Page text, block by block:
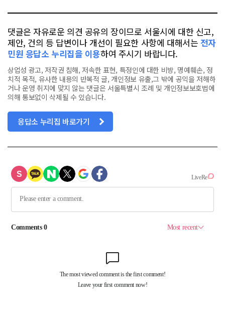
댓글은 자유로운 의견 공유의 장이므로 서울시에 대한 신고,
제안, 건의 등 답변이나 개선이 필요한 사항에 대해서는 전자
민원 응답소 누리집을 이용하여 주시기 바랍니다.
상업성 광고, 저작권 침해, 저속한 표현, 특정인에 대한 비방, 명예훼손, 정
치적 목적, 유사한 내용의 반복적 글, 개인정보 유출,그 밖에 공익을 저해하
거나 운영 취지에 맞지 않는 댓글은 서울특별시 조례 및 개인정보보호법에
의해 통보없이 삭제될 수 있습니다.
응답소 누리집 바로가기